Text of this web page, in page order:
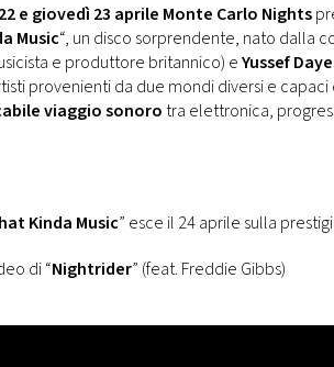
e giovedì 23 aprile Monte Carlo Nights
Music“, un disco sorprendente, nato dalla
e produttore britannico) eYussef
provenienti da due mondi diversi e
viaggio sonoro tra elettronica,
Kinda Music” esce il 24 aprile sulla
di “Nightrider” (feat. Freddie Gibbs)